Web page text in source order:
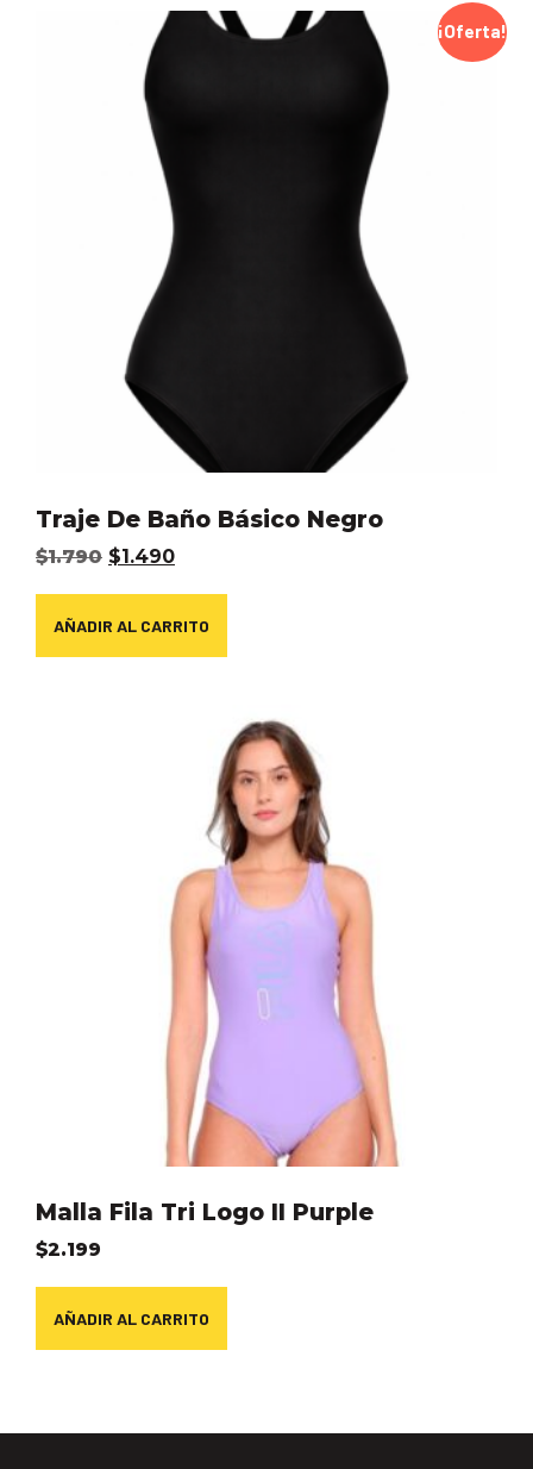
¡Oferta!
Traje De Baño Básico Negro
$1.790 $1.490
AÑADIR AL CARRITO
Malla Fila Tri Logo II Purple
$2.199
AÑADIR AL CARRITO